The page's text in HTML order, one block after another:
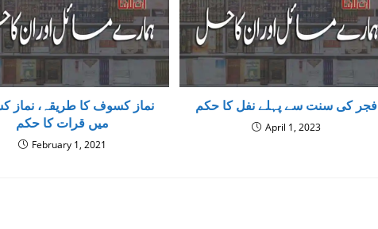
میں قرات کا حکم
February 1, 2021
فجر كى سنت سے پہلے نفل کا حکم
April 1, 2023